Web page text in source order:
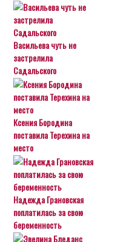
Васильева чуть не
застрелила
Садальского
Ксения Бородина
поставила Терехина на
место
Надежда Грановская
поплатилась за свою
беременность